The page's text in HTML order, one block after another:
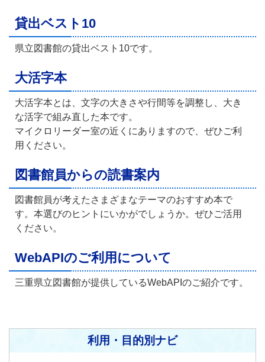
貸出ベスト10
県立図書館の貸出ベスト10です。
大活字本
大活字本とは、文字の大きさや行間等を調整し、大き
な活字で組み直した本です。
マイクロリーダー室の近くにありますので、ぜひご利
用ください。
図書館員からの読書案内
図書館員が考えたさまざまなテーマのおすすめ本で
す。本選びのヒントにいかがでしょうか。ぜひご活用
ください。
WebAPIのご利用について
三重県立図書館が提供しているWebAPIのご紹介です。
利用・目的別ナビ